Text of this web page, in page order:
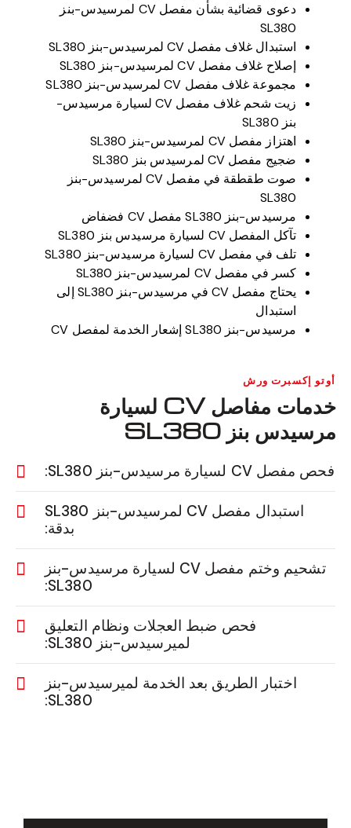
دعوى قضائية بشأن مفصل CV لمرسيدس-بنز
SL380
استبدال غلاف مفصل CV لمرسيدس-بنز SL380
إصلاح غلاف مفصل CV لمرسيدس-بنز SL380
مجموعة غلاف مفصل CV لمرسيدس-بنز SL380
زيت شحم غلاف مفصل CV لسيارة مرسيدس-
بنز SL380
اهتزاز مفصل CV لمرسيدس-بنز SL380
ضجيج مفصل CV لمرسيدس بنز SL380
صوت طقطقة في مفصل CV لمرسيدس-بنز
SL380
مرسيدس-بنز SL380 مفصل CV فضفاض
تآكل المفصل CV لسيارة مرسيدس بنز SL380
تلف في مفصل CV لسيارة مرسيدس-بنز SL380
كسر في مفصل CV لمرسيدس-بنز SL380
يحتاج مفصل CV في مرسيدس-بنز SL380 إلى
استبدال
مرسيدس-بنز SL380 إشعار الخدمة لمفصل CV
أوتو إكسبرت ورش
خدمات مفاصل CV لسيارة
مرسيدس بنز SL380
فحص مفصل CV لسيارة مرسيدس-بنز SL380:
استبدال مفصل CV لمرسيدس-بنز SL380
بدقة:
تشحيم وختم مفصل CV لسيارة مرسيدس-بنز
SL380:
فحص ضبط العجلات ونظام التعليق
لميرسيدس-بنز SL380:
اختبار الطريق بعد الخدمة لميرسيدس-بنز
SL380: